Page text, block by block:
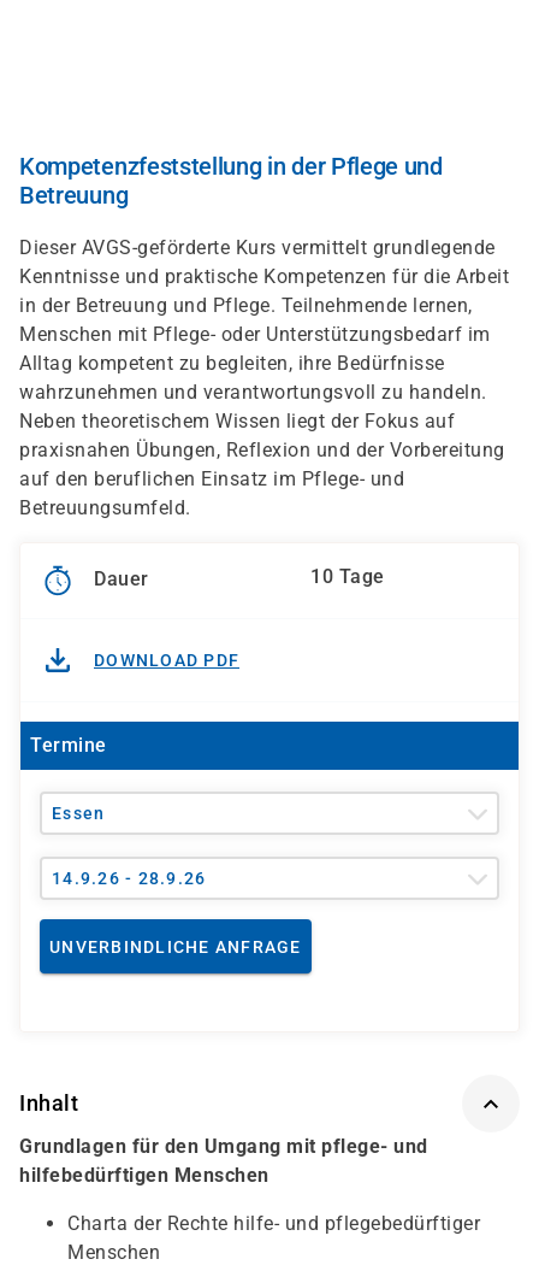
Kompetenzfeststellung in der Pflege und
Betreuung
Dieser AVGS-geförderte Kurs vermittelt grundlegende
Kenntnisse und praktische Kompetenzen für die Arbeit
in der Betreuung und Pflege. Teilnehmende lernen,
Menschen mit Pflege- oder Unterstützungsbedarf im
Alltag kompetent zu begleiten, ihre Bedürfnisse
wahrzunehmen und verantwortungsvoll zu handeln.
Neben theoretischem Wissen liegt der Fokus auf
praxisnahen Übungen, Reflexion und der Vorbereitung
auf den beruflichen Einsatz im Pflege- und
Betreuungsumfeld.
Dauer 10 Tage
DOWNLOAD PDF
Termine
Essen
14.9.26 - 28.9.26
UNVERBINDLICHE ANFRAGE
Inhalt
Grundlagen für den Umgang mit pflege- und
hilfebedürftigen Menschen
Charta der Rechte hilfe- und pflegebedürftiger
Menschen